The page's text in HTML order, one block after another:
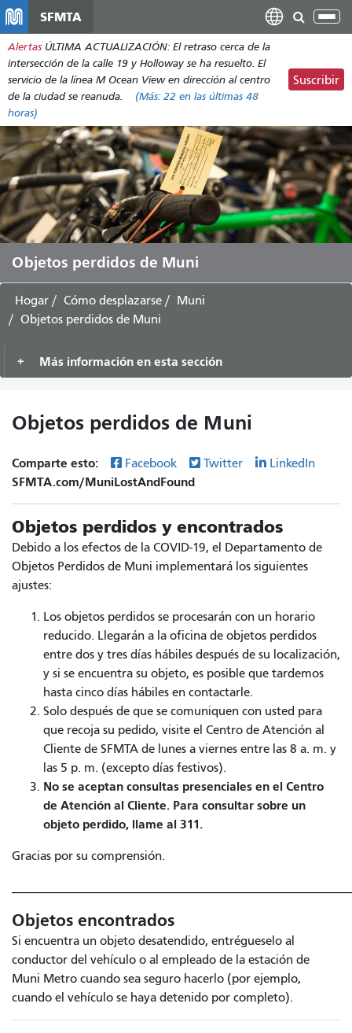
contenido
principal
SFMTA
Alertas ÚLTIMA ACTUALIZACIÓN: El retraso cerca de la
intersección de la calle 19 y Holloway se ha resuelto. El
servicio de la línea M Ocean View en dirección al centro
de la ciudad se reanuda.
(Más: 22 en las últimas 48
horas)
Suscribir
Objetos perdidos de Muni
Hogar Cómo desplazarse
Muni
Objetos perdidos de Muni
Más información en esta sección
Objetos perdidos de Muni
Comparte esto: Facebook Twitter LinkedIn
SFMTA.com/MuniLostAndFound
Objetos perdidos y encontrados
Debido a los efectos de la COVID-19, el Departamento de
Objetos Perdidos de Muni implementará los siguientes
ajustes:
Los objetos perdidos se procesarán con un horario
reducido. Llegarán a la oficina de objetos perdidos
entre dos y tres días hábiles después de su localización,
y si se encuentra su objeto, es posible que tardemos
hasta cinco días hábiles en contactarle.
Solo después de que se comuniquen con usted para
que recoja su pedido, visite el Centro de Atención al
Cliente de SFMTA de lunes a viernes entre las 8 a. m. y
las 5 p. m. (excepto días festivos).
No se aceptan consultas presenciales en el Centro
de Atención al Cliente. Para consultar sobre un
objeto perdido, llame al 311.
Gracias por su comprensión.
Objetos encontrados
Si encuentra un objeto desatendido, entrégueselo al
conductor del vehículo o al empleado de la estación de
Muni Metro cuando sea seguro hacerlo (por ejemplo,
cuando el vehículo se haya detenido por completo).